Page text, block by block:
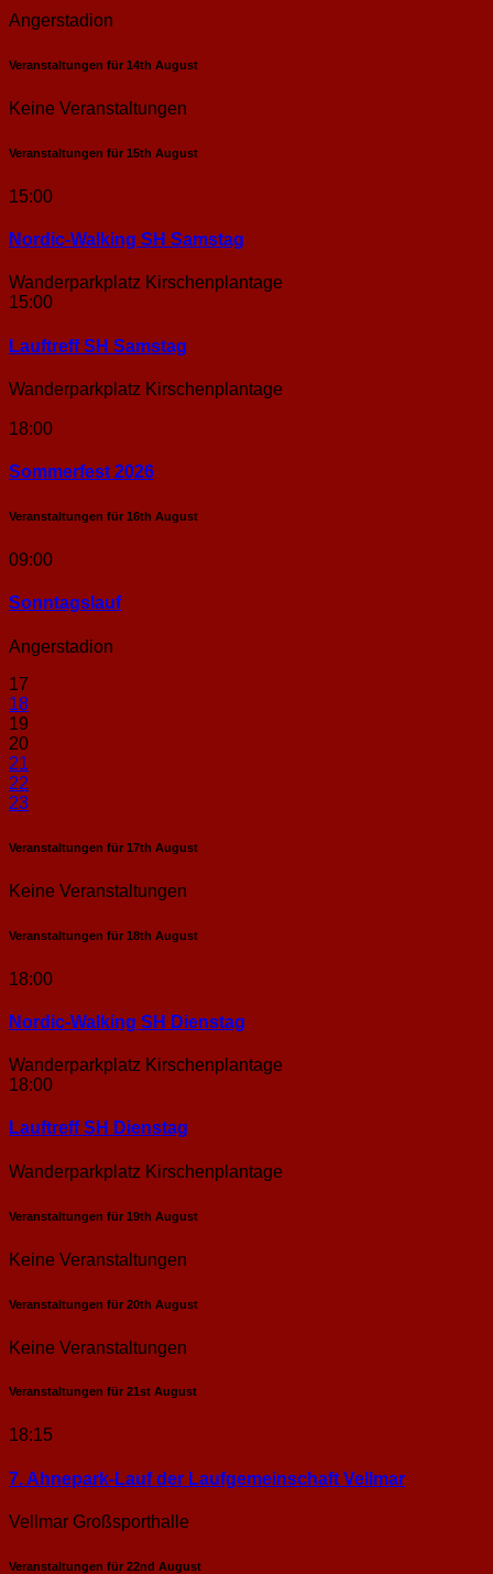
Angerstadion
Veranstaltungen für 14th August
Keine Veranstaltungen
Veranstaltungen für 15th August
15:00
Nordic-Walking SH Samstag
Wanderparkplatz Kirschenplantage
15:00
Lauftreff SH Samstag
Wanderparkplatz Kirschenplantage
18:00
Sommerfest 2026
Veranstaltungen für 16th August
09:00
Sonntags­lauf
Angerstadion
17
18
19
20
21
22
23
Veranstaltungen für 17th August
Keine Veranstaltungen
Veranstaltungen für 18th August
18:00
Nordic-Walking SH Dienstag
Wanderparkplatz Kirschenplantage
18:00
Lauftreff SH Dienstag
Wanderparkplatz Kirschenplantage
Veranstaltungen für 19th August
Keine Veranstaltungen
Veranstaltungen für 20th August
Keine Veranstaltungen
Veranstaltungen für 21st August
18:15
7. Ahnepark-Lauf der Laufgemeinschaft Vellmar
Vellmar Großsporthalle
Veranstaltungen für 22nd August